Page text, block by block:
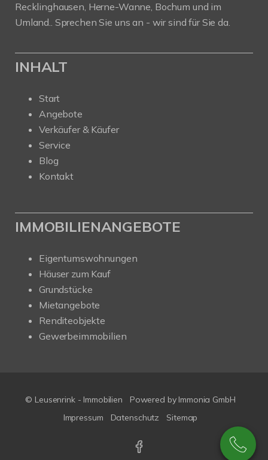
Recklinghausen, Herne-Wanne, Bochum und im
Umland.. Sprechen Sie uns an - wir sind für Sie da.
INHALT
Start
Angebote
Verkäufer & Käufer
Service
Blog
Kontakt
IMMOBILIENANGEBOTE
Eigentumswohnungen
Häuser zum Kauf
Grundstücke
Mietangebote
Renditeobjekte
Gewerbeimmobilien
© Leusenrink - Immobilien
Powered by Immonia GmbH
Impressum
Datenschutz Sitemap